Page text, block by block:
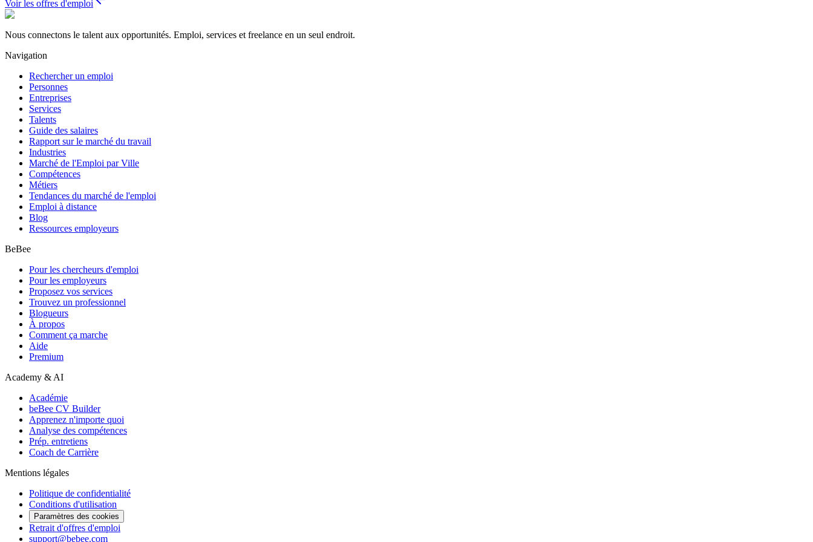
Voir les offres d'emploi
Nous connectons le talent aux opportunités. Emploi, services et freelance en un seul endroit.
Navigation
Rechercher un emploi
Personnes
Entreprises
Services
Talents
Guide des salaires
Rapport sur le marché du travail
Industries
Marché de l'Emploi par Ville
Compétences
Métiers
Tendances du marché de l'emploi
Emploi à distance
Blog
Ressources employeurs
BeBee
Pour les chercheurs d'emploi
Pour les employeurs
Proposez vos services
Trouvez un professionnel
Blogueurs
À propos
Comment ça marche
Aide
Premium
Academy & AI
Académie
beBee CV Builder
Apprenez n'importe quoi
Analyse des compétences
Prép. entretiens
Coach de Carrière
Mentions légales
Politique de confidentialité
Conditions d'utilisation
Paramètres des cookies
Retrait d'offres d'emploi
support@bebee.com